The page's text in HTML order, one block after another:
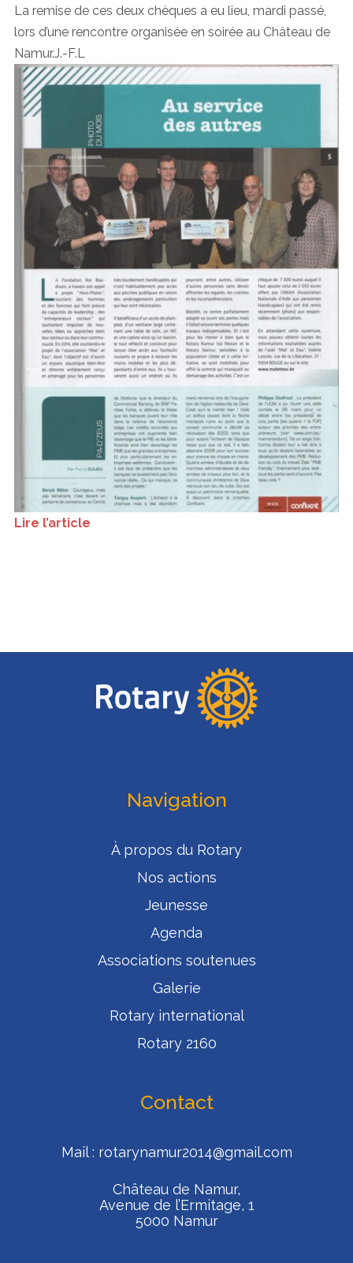
La remise de ces deux chèques a eu lieu, mardi passé,
lors d’une rencontre organisée en soirée au Château de
Namur.J.-F.L
Lire l’article
Navigation
À propos du Rotary
Nos actions
Jeunesse
Agenda
Associations soutenues
Galerie
Rotary international
Rotary 2160
Contact
Mail : rotarynamur2014@gmail.com
Château de Namur,
Avenue de l’Ermitage, 1
5000 Namur